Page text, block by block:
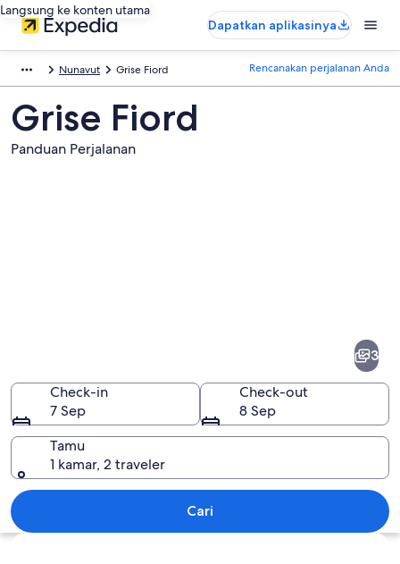
Langsung ke konten utama
Dapatkan aplikasinya
Nunavut Grise Fiord Rencanakan perjalanan Anda
Grise Fiord
Panduan Perjalanan
3
Check-in
7 Sep
Check-out
8 Sep
Tamu
1 kamar, 2 traveler
Cari
Jelajahi peta